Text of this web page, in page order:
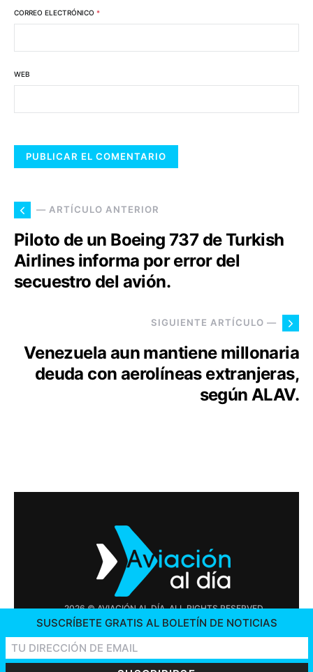
CORREO ELECTRÓNICO *
WEB
— ARTÍCULO ANTERIOR
Piloto de un Boeing 737 de Turkish
Airlines informa por error del
secuestro del avión.
SIGUIENTE ARTÍCULO —
Venezuela aun mantiene millonaria
deuda con aerolíneas extranjeras,
según ALAV.
2026 © AVIACIÓN AL DÍA. ALL RIGHTS RESERVED
OFERTAS DE TRABAJO
SUSCRÍBETE GRATIS AL BOLETÍN DE NOTICIAS